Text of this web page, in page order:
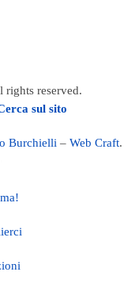
rights reserved.
sul sito
Burchielli– Web Craft.